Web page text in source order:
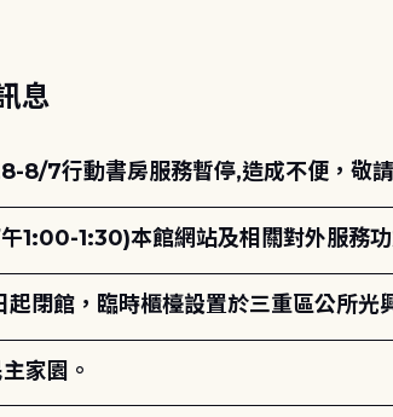
息
8/7行動書房服務暫停,造成不便，敬請
1:00-1:30)本館網站及相關對外服務
閉館，臨時櫃檯設置於三重區公所光
家園。